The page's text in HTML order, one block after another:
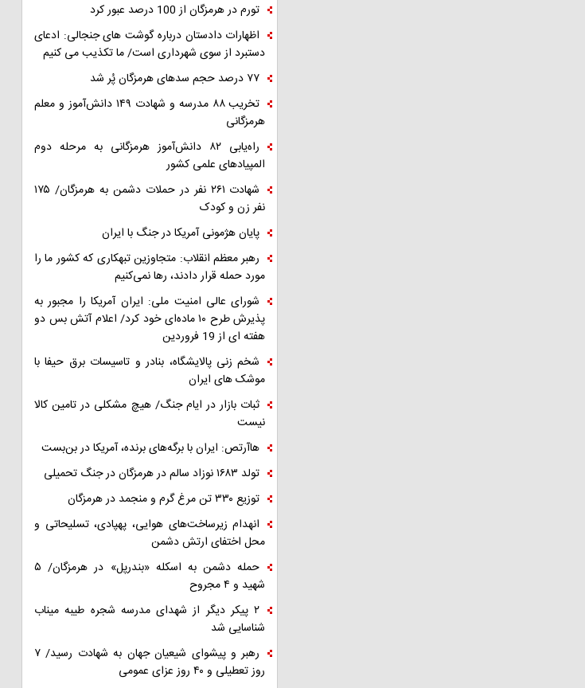
تورم در هرمزگان از 100 درصد عبور کرد
اظهارات دادستان درباره گوشت های جنجالی: ادعای
دستبرد از سوی شهرداری است/ ما تکذیب می کنیم
۷۷ درصد حجم سدهای هرمزگان پُر شد
تخریب ۸۸ مدرسه و شهادت ۱۴۹ دانش‌آموز و معلم
هرمزگانی
راه‌یابی ۸۲ دانش‌آموز هرمزگانی به مرحله دوم
المپیادهای علمی کشور
شهادت ۲۶۱ نفر در حملات دشمن به هرمزگان/ ۱۷۵
نفر زن و کودک
پایان هژمونی آمریکا در جنگ با ایران
رهبر معظم انقلاب: متجاوزین تبهکاری که کشور ما را
مورد حمله قرار دادند، رها نمی‌کنیم
شورای عالی امنیت ملی: ایران آمریکا را مجبور به
پذیرش طرح ۱۰ ماده‌ای خود کرد/ اعلام آتش بس دو
هفته ای از 19 فروردین
شخم زنی پالایشگاه، بنادر و تاسیسات برق حیفا با
موشک های ایران
ثبات بازار در ایام جنگ/ هیچ مشکلی در تامین کالا
نیست
هاآرتص: ایران با برگه‌های برنده، آمریکا در بن‌بست
تولد ۱۶۸۳ نوزاد سالم در هرمزگان در جنگ تحمیلی
توزیع ۳۳۰ تن مرغ گرم و منجمد در هرمزگان
انهدام زیرساخت‌های هوایی، پهپادی، تسلیحاتی و
محل اختفای ارتش دشمن
حمله دشمن به اسکله «بندرپل» در هرمزگان/ ۵
شهید و ۴ مجروح
۲ پیکر دیگر از شهدای مدرسه شجره طیبه میناب
شناسایی شد
رهبر و پیشوای شیعیان جهان به شهادت رسید/ ۷
روز تعطیلی و ۴۰ روز عزای عمومی